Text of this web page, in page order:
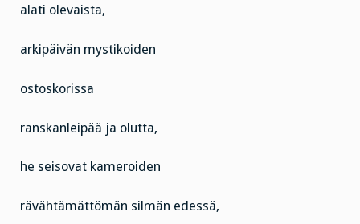
alati olevaista,
arkipäivän mystikoiden
ostoskorissa
ranskanleipää ja olutta,
he seisovat kameroiden
rävähtämättömän silmän edessä,